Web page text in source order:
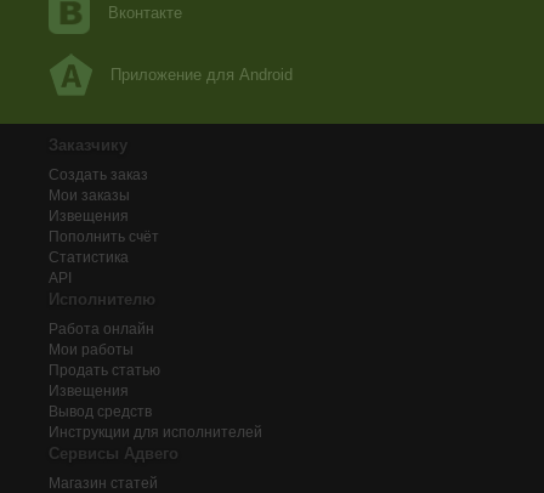
Вконтакте
Приложение для Android
Заказчику
Создать заказ
Мои заказы
Извещения
Пополнить счёт
Статистика
API
Исполнителю
Работа онлайн
Мои работы
Продать статью
Извещения
Вывод средств
Инструкции для исполнителей
Сервисы Адвего
Магазин статей